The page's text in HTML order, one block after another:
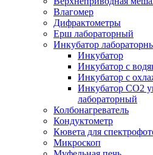
Влагомер
Дифрактометры
Ерш лабораторный
Инкубатор
Инкубатор
Инкубатор с
Инкубатор с
Инкубатор СО2
лабораторный
Колбонагреватель
Кондуктометр
Кювета для
Микроскоп